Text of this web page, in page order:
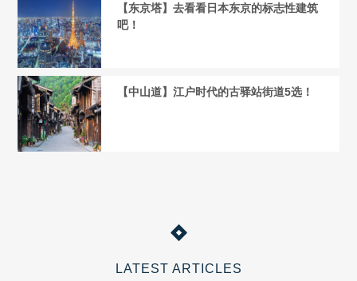
【东京塔】去看看日本东京的标志性建筑
吧！
【中山道】江户时代的古驿站街道5选！
LATEST ARTICLES